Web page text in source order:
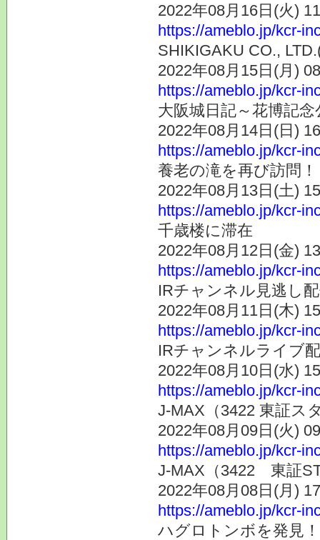
2022年08月16日(火)
https://ameblo.jp/kcr-
SHIKIGAKU CO.,
2022年08月15日(月)
https://ameblo.jp/kcr-
大阪城日記～花博記
2022年08月14日(日)
https://ameblo.jp/kcr-
養老の滝を再び訪問！
2022年08月13日(土)
https://ameblo.jp/kcr-
千歳楼に滞在
2022年08月12日(金)
https://ameblo.jp/kcr-
IRチャンネル見逃し
2022年08月11日(木)
https://ameblo.jp/kcr-
IRチャンネルライブ
2022年08月10日(水)
https://ameblo.jp/kcr-
J-MAX（3422 東証ス
2022年08月09日(火)
https://ameblo.jp/kcr-
J-MAX（3422 東証
2022年08月08日(月)
https://ameblo.jp/kcr-
ハグロトンボを発見！